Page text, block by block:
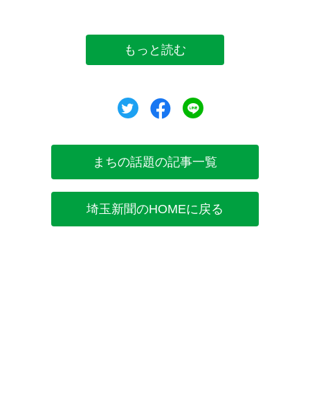
もっと読む
ツイートシェア
まちの話題の記事一覧
埼玉新聞のHOMEに戻る